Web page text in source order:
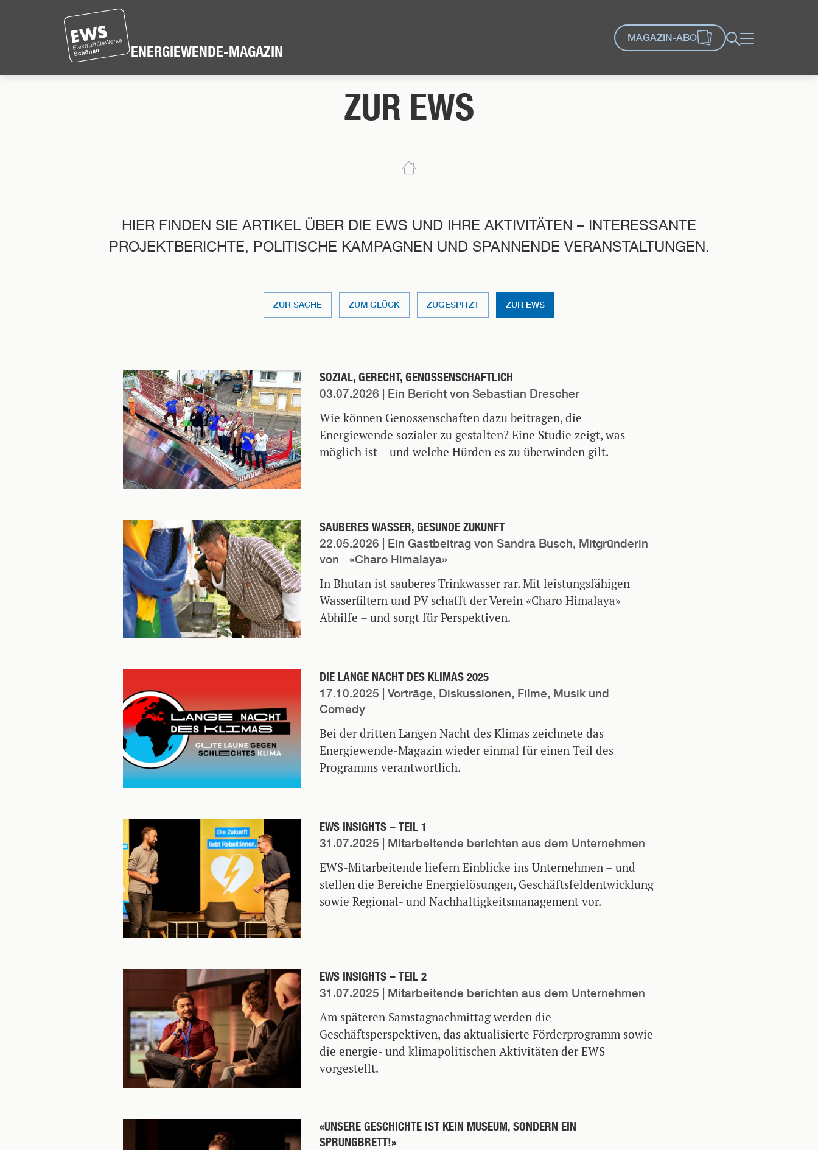
Seite
ENERGIEWENDE-MAGAZIN Menü
Suche
MAGAZIN-ABO
ZUR EWS
HIER FINDEN SIE ARTIKEL ÜBER DIE EWS UND IHRE AKTIVITÄTEN – INTERESSANTE
PROJEKTBERICHTE, POLITISCHE KAMPAGNEN UND SPANNENDE VERANSTALTUNGEN.
ZUR SACHE ZUM GLÜCK ZUGESPITZT ZUR EWS
SOZIAL, GERECHT, GENOSSENSCHAFTLICH
03.07.2026 | Ein Bericht von Sebastian Drescher
Wie können Genossenschaften dazu beitragen, die
Energiewende sozialer zu gestalten? Eine Studie zeigt, was
möglich ist – und welche Hürden es zu überwinden gilt.
SAUBERES WASSER, GESUNDE ZUKUNFT
22.05.2026
| Ein Gastbeitrag von Sandra Busch, Mitgründerin
von «Charo Himalaya»
In Bhutan ist sauberes Trinkwasser rar. Mit leistungsfähigen
Wasserfiltern und PV schafft der Verein «Charo Himalaya»
Abhilfe – und sorgt für Perspektiven.
DIE LANGE NACHT DES KLIMAS 2025
17.10.2025 | Vorträge, Diskussionen, Filme, Musik und
Comedy
Bei der dritten Langen Nacht des Klimas zeichnete das
Energiewende-Magazin wieder einmal für einen Teil des
Programms verantwortlich.
EWS INSIGHTS – TEIL 1
31.07.2025 | Mitarbeitende berichten aus dem Unternehmen
EWS-Mitarbeitende liefern Einblicke ins Unternehmen – und
stellen die Bereiche Energielösungen, Geschäftsfeldentwicklung
sowie Regional- und Nachhaltigkeitsmanagement vor.
EWS INSIGHTS – TEIL 2
31.07.2025 | Mitarbeitende berichten aus dem Unternehmen
Am späteren Samstagnachmittag werden die
Geschäftsperspektiven, das aktualisierte Förderprogramm sowie
die energie- und klimapolitischen Aktivitäten der EWS
vorgestellt.
«UNSERE GESCHICHTE IST KEIN MUSEUM, SONDERN EIN
SPRUNGBRETT!»